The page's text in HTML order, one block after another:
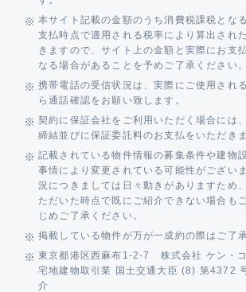
本サイト記載の金額のうち消費税課税とな
支払時点で適用される税率により算出され
きますので、サイト上の金額と実際にお支
なる場合があることを予めご了承ください。
携帯電話の受信状況は、実際にご使用され
ら通話確認をお願い致します。
契約に保証会社をご利用いただく場合には
締結並びに保証委託料のお支払をいただきま
記載されている物件情報の募集条件や建物
事情により変更されている可能性がござい
況につきましては日々動きがありますため
ただいた時点で既にご紹介できない場合も
じめご了承ください。
掲載している物件が万が一成約の際はご了
東京都港区西麻布1-2-7 株式会社 ケン・
宅地建物取引業 国土交通大臣 (8) 第4372
介